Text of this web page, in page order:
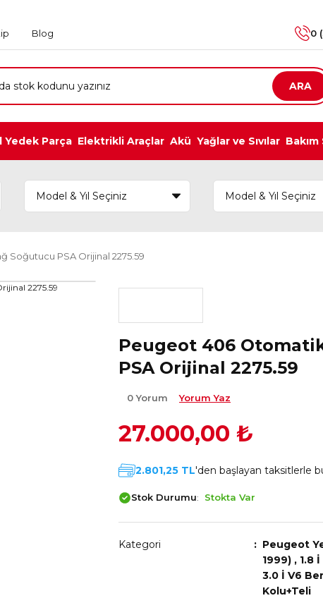
Blog 0
ARA
Yedek Parça Elektrikli Araçlar Akü Yağlar ve Sıvılar
Soğutucu PSA Orijinal 2275.59
Peugeot 406
PSA Orijinal 2275.59
0 Yorum Yorum Yaz
27.000,00 ₺
2.801,25 TL'den başlayan taksitlerle
Stok Durumu Stokta Var
Kategori Peugeot
1999) , 1.8
3.0 İ V6
Kolu+Teli